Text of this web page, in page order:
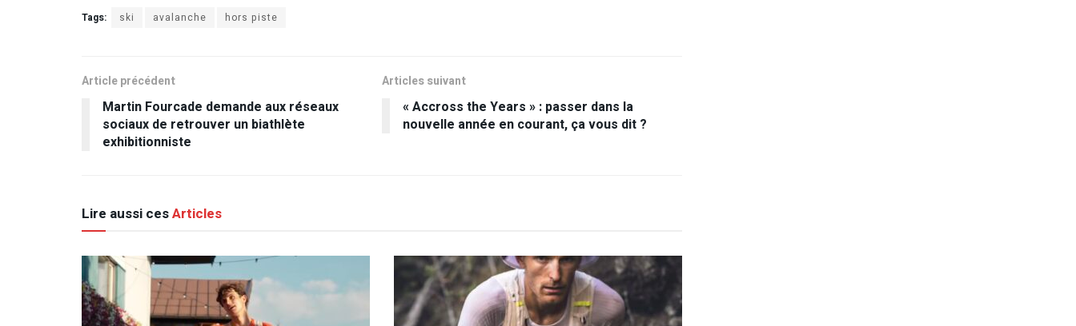
Tags: ski avalanche hors piste
Article précédent
Martin Fourcade demande aux réseaux
sociaux de retrouver un biathlète
exhibitionniste
Articles suivant
« Accross the Years » : passer dans la
nouvelle année en courant, ça vous dit ?
Lire aussi cesArticles